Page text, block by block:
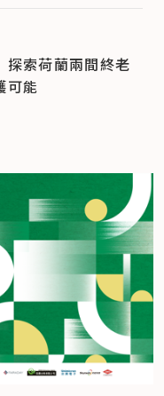
探索荷蘭兩間終老
可能